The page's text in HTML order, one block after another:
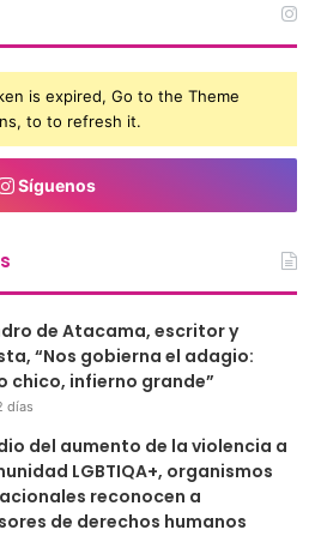
is expired, Go to the Theme
to to refresh it.
Síguenos
de Atacama, escritor y
“Nos gobierna el adagio:
chico, infierno grande”
días
del aumento de la violencia a
LGBTIQA+, organismos
reconocen a
de derechos humanos